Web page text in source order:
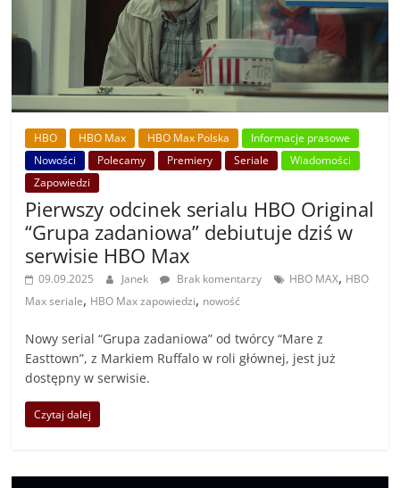
HBO HBO Max HBO Max Polska
Informacje prasowe
Nowości
Polecamy Premiery Seriale
Wiadomości
Zapowiedzi
Pierwszy odcinek serialu HBO Original
“Grupa zadaniowa” debiutuje dziś w
serwisie HBO Max
09.09.2025 Janek Brak komentarzy HBO MAX, HBO
Max seriale, HBO Max zapowiedzi, nowość
Nowy serial “Grupa zadaniowa” od twórcy “Mare z
Easttown”, z Markiem Ruffalo w roli głównej, jest już
dostępny w serwisie.
Czytaj dalej